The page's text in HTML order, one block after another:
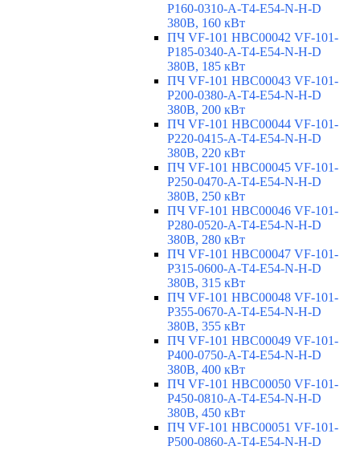
P160-0310-A-T4-E54-N-H-D
380В, 160 кВт
ПЧ VF-101 HBC00042 VF-101-
P185-0340-A-T4-E54-N-H-D
380В, 185 кВт
ПЧ VF-101 HBC00043 VF-101-
P200-0380-A-T4-E54-N-H-D
380В, 200 кВт
ПЧ VF-101 HBC00044 VF-101-
P220-0415-A-T4-E54-N-H-D
380В, 220 кВт
ПЧ VF-101 HBC00045 VF-101-
P250-0470-A-T4-E54-N-H-D
380В, 250 кВт
ПЧ VF-101 HBC00046 VF-101-
P280-0520-A-T4-E54-N-H-D
380В, 280 кВт
ПЧ VF-101 HBC00047 VF-101-
P315-0600-A-T4-E54-N-H-D
380В, 315 кВт
ПЧ VF-101 HBC00048 VF-101-
P355-0670-A-T4-E54-N-H-D
380В, 355 кВт
ПЧ VF-101 HBC00049 VF-101-
P400-0750-A-T4-E54-N-H-D
380В, 400 кВт
ПЧ VF-101 HBC00050 VF-101-
P450-0810-A-T4-E54-N-H-D
380В, 450 кВт
ПЧ VF-101 HBC00051 VF-101-
P500-0860-A-T4-E54-N-H-D